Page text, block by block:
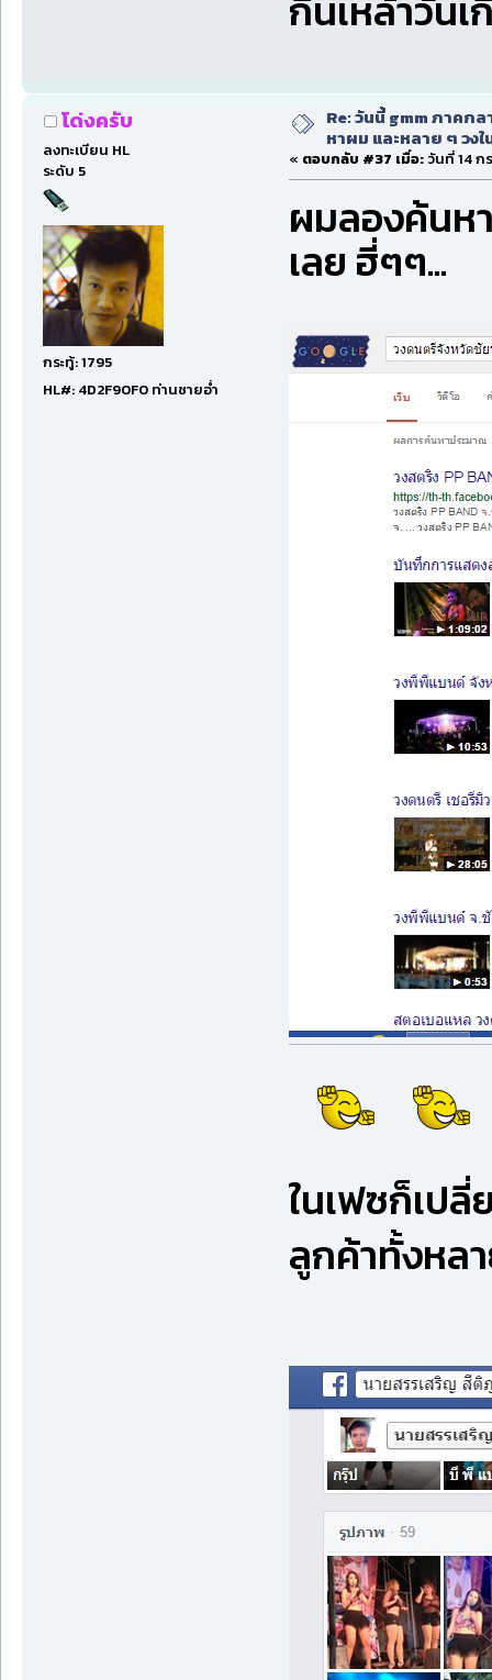
กินเหล้าวั
โด่งครับ
ลงทะเบียน HL
ระดับ 5
กระทู้: 1795
HL#: 4D2F90F0 ท่านชายอ่ำ
Re: วันนี้ gmm ภาคก
หาผม และหลาย ๆ วง
« ตอบกลับ #37 เมื่อ: วันที่ 14 ก
ผมลองค้นห
เลย ฮี่ๆๆ...
ในเฟซก็เปลี่
ลูกค้าทั้งหล